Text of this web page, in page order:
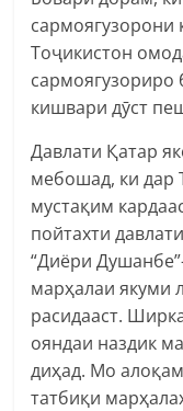
сармоягузорони
Тоҷикистон
кишвари дӯст
Давлати Қатар
мебошад, ки дар
мустақим
пойтахти
“Диёри
марҳалаи якуми
расидааст.
ояндаи наздик
диҳад. Мо
татбиқи